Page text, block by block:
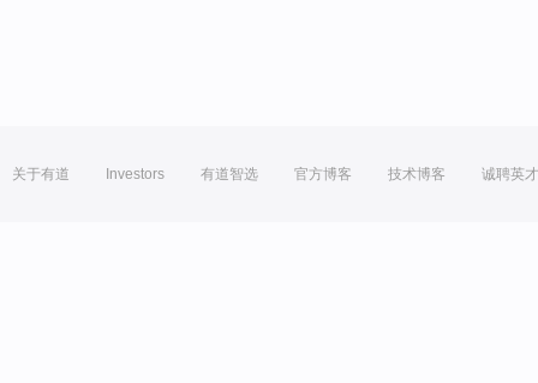
关于有道 Investors 有道智选 官方博客 技术博客 诚聘英才